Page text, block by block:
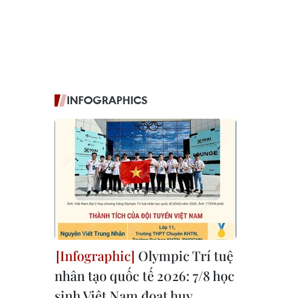
INFOGRAPHICS
Olympic Trí tuệ
nhân tạo quốc tế 2026: 7/8 học